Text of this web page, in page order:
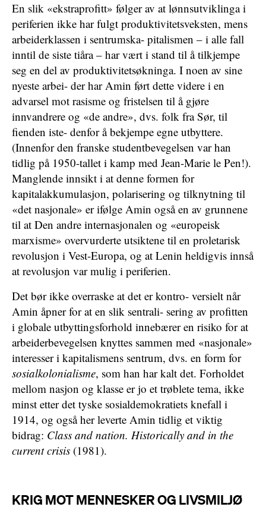
En slik «ekstraprofitt» følger av at lønnsutviklinga i
periferien ikke har fulgt produktivitetsveksten, mens
arbeiderklassen i sentrumska- pitalismen – i alle fall
inntil de siste tiåra – har vært i stand til å tilkjempe
seg en del av produktivitetsøkninga. I noen av sine
nyeste arbei- der har Amin ført dette videre i en
advarsel mot rasisme og fristelsen til å gjøre
innvandrere og «de andre», dvs. folk fra Sør, til
fienden iste- denfor å bekjempe egne utbyttere.
(Innenfor den franske studentbevegelsen var han
tidlig på 1950-tallet i kamp med Jean-Marie le Pen!).
Manglende innsikt i at denne formen for
kapitalakkumulasjon, polarisering og tilknytning til
«det nasjonale» er ifølge Amin også en av grunnene
til at Den andre internasjonalen og «europeisk
marxisme» overvurderte utsiktene til en proletarisk
revolusjon i Vest-Europa, og at Lenin heldigvis innså
at revolusjon var mulig i periferien.
Det bør ikke overraske at det er kontro- versielt når
Amin åpner for at en slik sentrali- sering av profitten
i globale utbyttingsforhold innebærer en risiko for at
arbeiderbevegelsen knyttes sammen med «nasjonale»
interesser i kapitalismens sentrum, dvs. en form for
sosialkolonialisme, som han har kalt det. Forholdet
mellom nasjon og klasse er jo et trøblete tema, ikke
minst etter det tyske sosialdemokratiets knefall i
1914, og også her leverte Amin tidlig et viktig
bidrag: Class and nation. Historically and in the
current crisis (1981).
KRIG MOT MENNESKER OG LIVSMILJØ